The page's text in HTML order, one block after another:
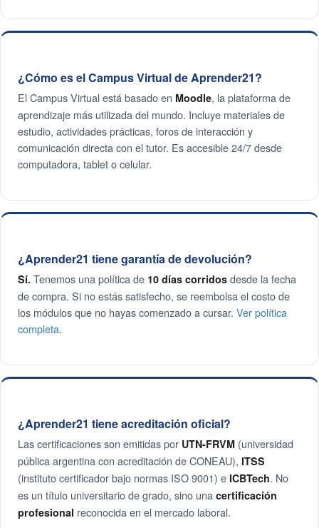
¿Cómo es el Campus Virtual de Aprender21?
El Campus Virtual está basado en Moodle, la plataforma de
aprendizaje más utilizada del mundo. Incluye materiales de
estudio, actividades prácticas, foros de interacción y
comunicación directa con el tutor. Es accesible 24/7 desde
computadora, tablet o celular.
¿Aprender21 tiene garantía de devolución?
Sí. Tenemos una política de 10 días corridos desde la fecha
de compra. Si no estás satisfecho, se reembolsa el costo de
los módulos que no hayas comenzado a cursar. Ver política
completa.
¿Aprender21 tiene acreditación oficial?
Las certificaciones son emitidas por UTN-FRVM (universidad
pública argentina con acreditación de CONEAU), ITSS
(instituto certificador bajo normas ISO 9001) e ICBTech. No
es un título universitario de grado, sino una certificación
profesional reconocida en el mercado laboral.